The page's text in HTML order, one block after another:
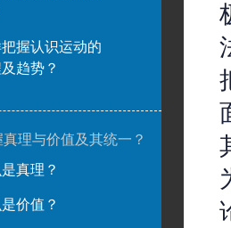
握认识运动的
趋势？
理与价值及其统一？
真理？
价值？